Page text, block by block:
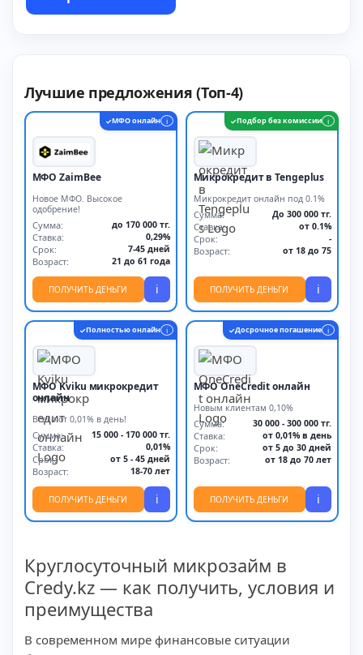
Лучшие предложения (Топ-4)
✓МФО онлайн i
МФО ZaimBee
Новое МФО. Высокое
одобрение!
Сумма: до 170 000 тг.
Ставка: 0,29%
Срок: 7-45 дней
Возраст: 21 до 61 года
ПОЛУЧИТЬ ДЕНЬГИ i
✓Подбор без комиссии i
Микрокредит в Tengeplus
Микрокредит онлайн под 0.1%
Сумма: До 300 000 тг.
Ставка: от 0.1%
Срок: -
Возраст: от 18 до 75
ПОЛУЧИТЬ ДЕНЬГИ i
✓Полностью онлайн i
МФО Kviku микрокредит
онлайн
Всего от 0,01% в день!
Сумма: 15 000 - 170 000 тг.
Ставка: 0,01%
Срок: от 5 - 45 дней
Возраст: 18-70 лет
ПОЛУЧИТЬ ДЕНЬГИ i
✓Досрочное погашение i
МФО OneCredit онлайн
Новым клиентам 0,10%
Сумма: 30 000 - 300 000 тг.
Ставка: от 0,01% в день
Срок: от 5 до 30 дней
Возраст: от 18 до 70 лет
ПОЛУЧИТЬ ДЕНЬГИ i
Круглосуточный микрозайм в
Credy.kz — как получить, условия и
преимущества
В современном мире финансовые ситуации